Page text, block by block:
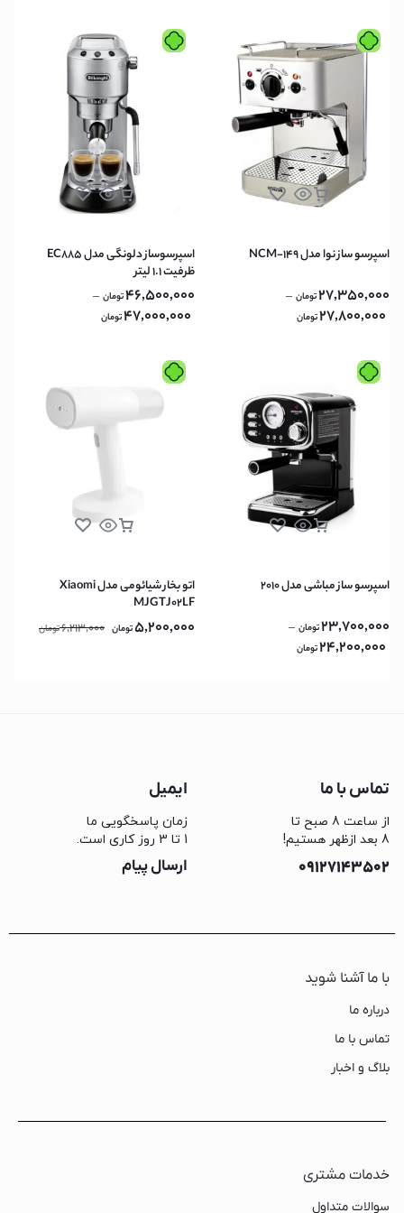
اسپرسو ساز نوا مدل NCM-149
27,350,000تومان –
27,800,000تومان
اسپرسوساز دلونگی مدل EC885
ظرفیت ۱.۱ لیتر
46,500,000تومان –
47,000,000تومان
اسپرسو ساز مباشی مدل 2010
23,700,000تومان –
24,200,000تومان
اتو بخار شیائومی مدل Xiaomi
MJGTJ02LF
5,200,000تومان 6,213,000تومان
تماس با ما
از ساعت 8 صبح تا
8 بعد ازظهر هستیم!
09127143502
ایمیل
زمان پاسخگویی ما
1 تا 3 روز کاری است.
ارسال پیام
با ما آشنا شوید
درباره ما
تماس با ما
بلاگ و اخبار
خدمات مشتری
سوالات متداول